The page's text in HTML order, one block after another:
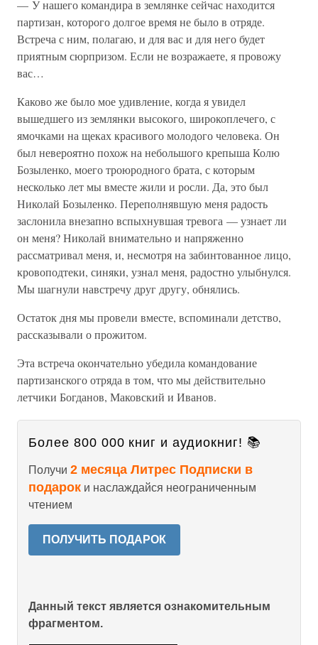
— У нашего командира в землянке сейчас находится
партизан, которого долгое время не было в отряде.
Встреча с ним, полагаю, и для вас и для него будет
приятным сюрпризом. Если не возражаете, я провожу
вас…
Каково же было мое удивление, когда я увидел
вышедшего из землянки высокого, широкоплечего, с
ямочками на щеках красивого молодого человека. Он
был невероятно похож на небольшого крепыша Колю
Бозыленко, моего троюродного брата, с которым
несколько лет мы вместе жили и росли. Да, это был
Николай Бозыленко. Переполнявшую меня радость
заслонила внезапно вспыхнувшая тревога — узнает ли
он меня? Николай внимательно и напряженно
рассматривал меня, и, несмотря на забинтованное лицо,
кровоподтеки, синяки, узнал меня, радостно улыбнулся.
Мы шагнули навстречу друг другу, обнялись.
Остаток дня мы провели вместе, вспоминали детство,
рассказывали о прожитом.
Эта встреча окончательно убедила командование
партизанского отряда в том, что мы действительно
летчики Богданов, Маковский и Иванов.
Более 800 000 книг и аудиокниг! 📚
Получи 2 месяца Литрес Подписки в
подарок и наслаждайся неограниченным
чтением
ПОЛУЧИТЬ ПОДАРОК
Данный текст является ознакомительным
фрагментом.